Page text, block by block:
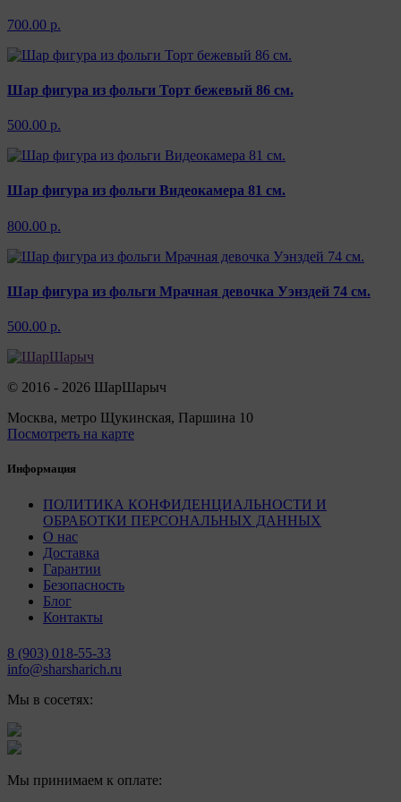
700.00 р.
Шар фигура из фольги Торт бежевый 86 см.
500.00 р.
Шар фигура из фольги Видеокамера 81 см.
800.00 р.
Шар фигура из фольги Мрачная девочка Уэнздей 74 см.
500.00 р.
© 2016 - 2026 ШарШарыч
Москва, метро Щукинская, Паршина 10
Посмотреть на карте
Информация
ПОЛИТИКА КОНФИДЕНЦИАЛЬНОСТИ И
ОБРАБОТКИ ПЕРСОНАЛЬНЫХ ДАННЫХ
О нас
Доставка
Гарантии
Безопасность
Блог
Контакты
8 (903) 018-55-33
info@sharsharich.ru
Мы в сосетях:
Мы принимаем к оплате: